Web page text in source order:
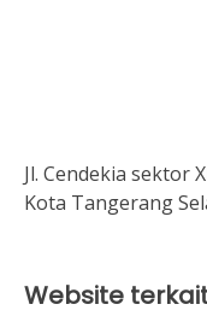
Jl. Cendekia sektor
Kota Tangerang
Website